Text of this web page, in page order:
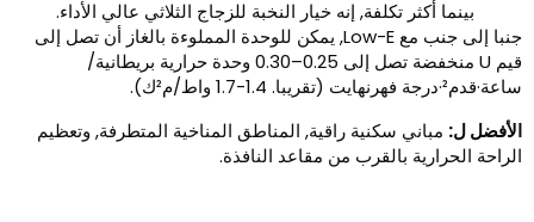
بينما أكثر تكلفة, إنه خيار النخبة للزجاج الثلاثي عالي الأداء.
جنبا إلى جنب مع Low-E, يمكن للوحدة المملوءة بالغاز أن تصل إلى
قيم U منخفضة تصل إلى 0.25–0.30 وحدة حرارية بريطانية/
فهرنهايت (تقريبا. 1.4-1.7 واط/م²ك).
ل:مباني سكنية راقية, المناطق المناخية المتطرفة, وتعظيم
الحرارية بالقرب من مقاعد النافذة.